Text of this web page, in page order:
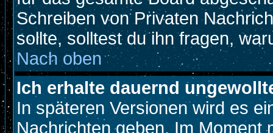
Schreiben von Privaten
sollte, solltest du ihn fragen,
Nach oben
Ich erhalte dauernd
In späteren Versionen wird es
Nachrichten geben. Im Moment